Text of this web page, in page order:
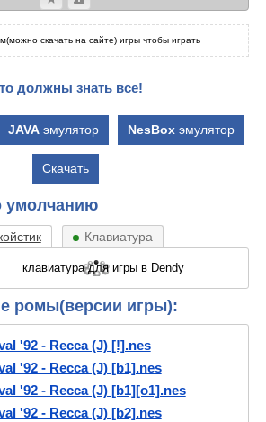
скачать на сайте) игры чтобы играть
должны знать все!
JAVA эмулятор NesBox эмулятор
Скачать
умолчанию
Клавиатура
ромы(версии игры):
'92 - Recca (J) [!].nes
'92 - Recca (J) [b1].nes
'92 - Recca (J) [b1][o1].nes
'92 - Recca (J) [b2].nes